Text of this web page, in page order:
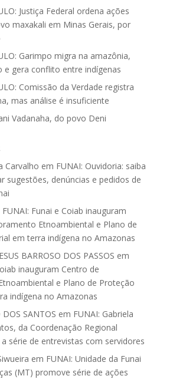
Justiça Federal ordena ações
maxakali em Minas Gerais, por
Garimpo migra na amazônia,
e gera conflito entre indígenas
Comissão da Verdade registra
mas análise é insuficiente
Vadanaha, do povo Deni
Carvalho em FUNAI: Ouvidoria: saiba
sugestões, denúncias e pedidos de
FUNAI: Funai e Coiab inauguram
Etnoambiental e Plano de
em terra indígena no Amazonas
BARROSO DOS PASSOS em
inauguram Centro de
e Plano de Proteção
indígena no Amazonas
SANTOS em FUNAI: Gabriela
da Coordenação Regional
série de entrevistas com servidores
em FUNAI: Unidade da Funai
(MT) promove série de ações